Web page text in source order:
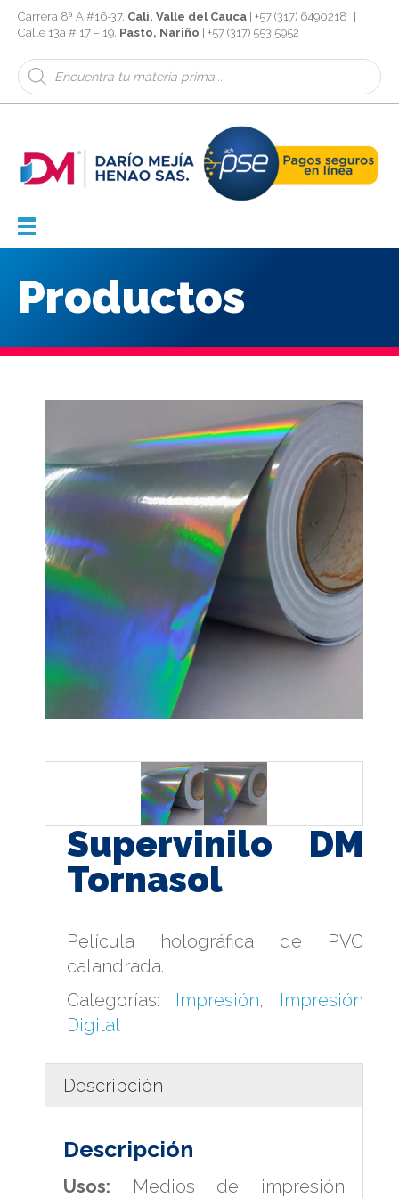
Carrera 8ª A #16-37, Cali, Valle del Cauca | +57 (317) 6490218
Calle 13a # 17 – 19, Pasto, Nariño | +57 (317) 553 5952
Búsqueda
de
productos
Productos
Supervinilo DM
Tornasol
Película holográfica de PVC
calandrada.
Categorías: Impresión, Impresión
Digital
Descripción
Descripción
Usos: Medios de impresión